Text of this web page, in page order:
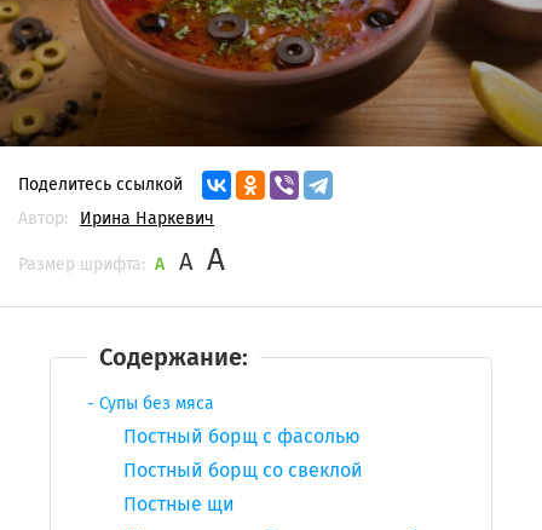
Поделитесь ссылкой
Автор:
Ирина Наркевич
Размер шрифта: A A A
Содержание:
Супы без мяса
Постный борщ с фасолью
Постный борщ со свеклой
Постные щи